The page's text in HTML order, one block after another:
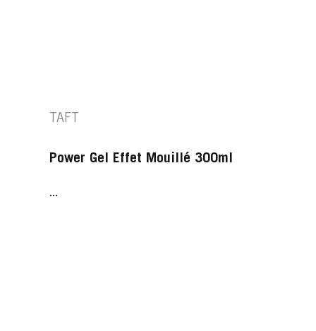
TAFT
Power Gel Effet Mouillé 300ml
...